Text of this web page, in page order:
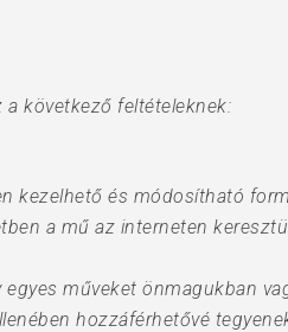
következő feltételeknek:
kezelhető és módosítható
a mű az interneten
műveket önmagukban
hozzáférhetővé